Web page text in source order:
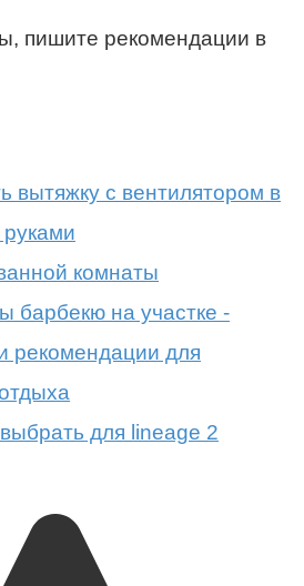
пишите рекомендации в
вытяжку с вентилятором в
комнаты
барбекю на участке -
рекомендации для
для lineage 2